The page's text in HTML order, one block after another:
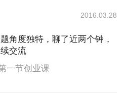
2016.03.28
角度独特，聊了近两个钟，
交流
一节创业课